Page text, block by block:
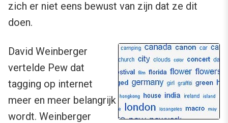
zich er niet eens bewust van zijn dat ze dit
doen.
David Weinberger
vertelde Pew dat
tagging op internet
meer en meer belangrijk
wordt. Weinberger